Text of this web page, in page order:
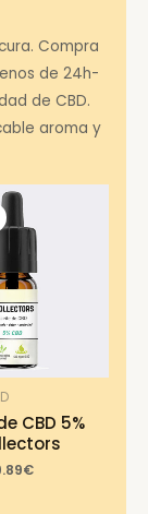
Compra
de 24h-
de CBD.
aroma y
CBD 5%
€Current